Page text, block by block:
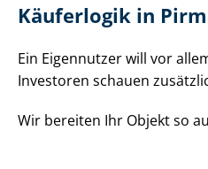
Käuferlogik in
Ein Eigennutzer will vor
Investoren schauen
Wir bereiten Ihr Objekt so